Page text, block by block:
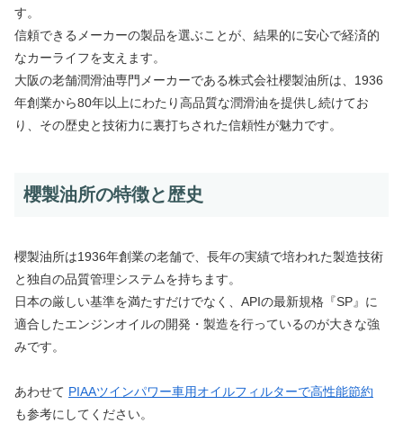
す。
信頼できるメーカーの製品を選ぶことが、結果的に安心で経済的
なカーライフを支えます。
大阪の老舗潤滑油専門メーカーである株式会社櫻製油所は、1936
年創業から80年以上にわたり高品質な潤滑油を提供し続けてお
り、その歴史と技術力に裏打ちされた信頼性が魅力です。
櫻製油所の特徴と歴史
櫻製油所は1936年創業の老舗で、長年の実績で培われた製造技術
と独自の品質管理システムを持ちます。
日本の厳しい基準を満たすだけでなく、APIの最新規格『SP』に
適合したエンジンオイルの開発・製造を行っているのが大きな強
みです。
あわせて PIAAツインパワー車用オイルフィルターで高性能節約
も参考にしてください。